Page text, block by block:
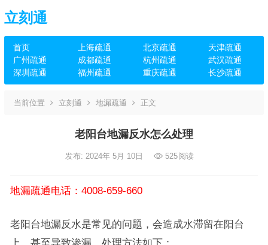
立刻通
首页 上海疏通 北京疏通
天津疏通
广州疏通
成都疏通 杭州疏通
武汉疏通
深圳疏通
福州疏通 重庆疏通 长沙疏通
当前位置 立刻通 地漏疏通 正文
老阳台地漏反水怎么处理
发布: 2024年 5月 10日 525阅读
地漏疏通电话：4008-659-660
老阳台地漏反水是常见的问题，会造成水滞留在阳台
上，甚至导致渗漏。处理方法如下：